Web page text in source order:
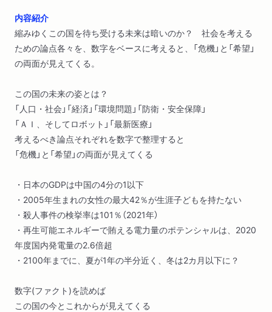
内容紹介
縮みゆくこの国を待ち受ける未来は暗いのか？ 社会を考える
ための論点各々を、数字をベースに考えると、「危機」と「希望」
の両面が見えてくる。
この国の未来の姿とは？
「人口・社会」「経済」「環境問題」「防衛・安全保障」
「ＡＩ、そしてロボット」「最新医療」
考えるべき論点それぞれを数字で整理すると
「危機」と「希望」の両面が見えてくる
・日本のGDPは中国の4分の1以下
・2005年生まれの女性の最大42％が生涯子どもを持たない
・殺人事件の検挙率は101％（2021年）
・再生可能エネルギーで賄える電力量のポテンシャルは、2020
年度国内発電量の2.6倍超
・2100年までに、夏が1年の半分近く、冬は2カ月以下に？
数字(ファクト)を読めば
この国の今とこれからが見えてくる